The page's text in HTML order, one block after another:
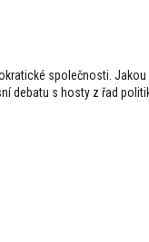
společnosti. Jakou
debatu s hosty z řad